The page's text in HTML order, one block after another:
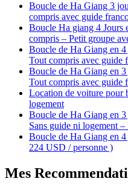
Boucle de Ha Giang 3
compris avec guide
Boucle Ha giang 4 Jours
compris – Petit groupe
Boucle de Ha Giang en
Tout compris avec guide
Boucle de Ha Giang en
Tout compris avec guide
Location de voiture pour
logement
Boucle de Ha Giang en
Sans guide ni logement –
Boucle de Ha Giang en
224 USD / personne )
Mes